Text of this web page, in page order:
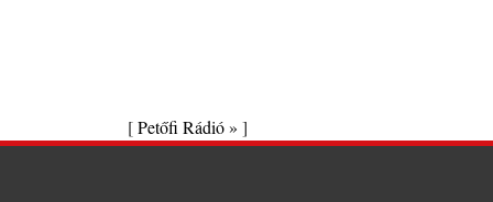
[Petőfi Rádió » ]